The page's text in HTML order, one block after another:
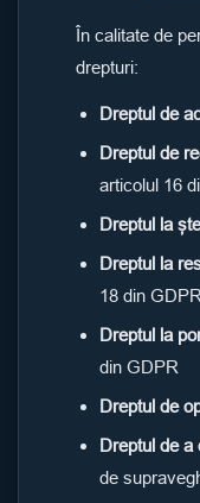
În calitate de
drepturi:
Dreptul de
Dreptul de
articolul 16
Dreptul la
Dreptul la
18 din GDPR
Dreptul la
din GDPR
Dreptul de
Dreptul de a
de